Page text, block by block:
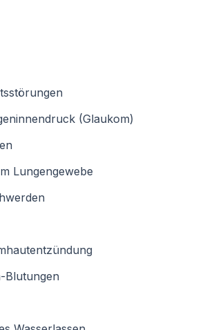
(Glaukom)
Lungengewebe
Blutungen